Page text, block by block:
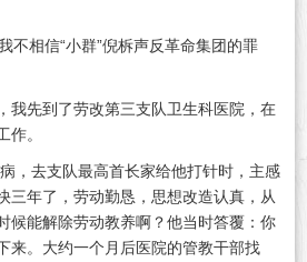
不相信“小群”倪柝声反革命集团的罪
我先到了劳改第三支队卫生科医院，在
作。
，去支队最高首长家给他打针时，主感
三年了，劳动勤恳，思想改造认真，从
候能解除劳动教养啊？他当时答覆：你
来。大约一个月后医院的管教干部找